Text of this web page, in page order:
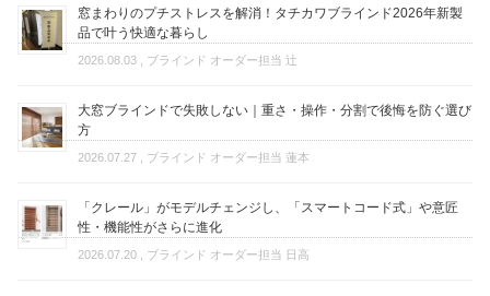
窓まわりのプチストレスを解消！タチカワブラインド2026年新製
品で叶う快適な暮らし
2026.08.03 , ブラインド オーダー担当 辻
大窓ブラインドで失敗しない｜重さ・操作・分割で後悔を防ぐ選び
方
2026.07.27 , ブラインド オーダー担当 蓮本
「クレール」がモデルチェンジし、「スマートコード式」や意匠
性・機能性がさらに進化
2026.07.20 , ブラインド オーダー担当 日高